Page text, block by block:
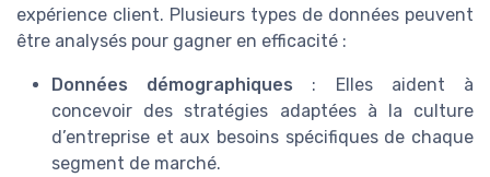
expérience client. Plusieurs types de données peuvent
être analysés pour gagner en efficacité :
Données démographiques : Elles aident à
concevoir des stratégies adaptées à la culture
d’entreprise et aux besoins spécifiques de chaque
segment de marché.